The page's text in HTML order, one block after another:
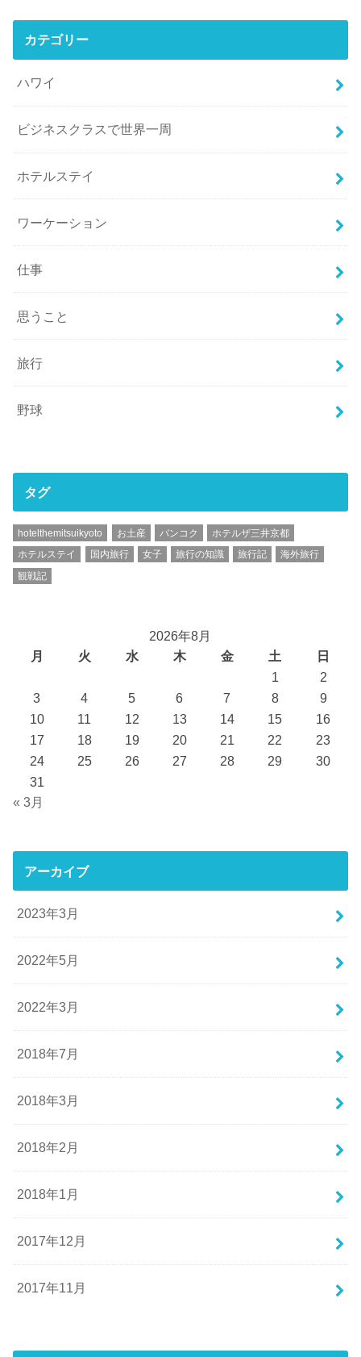
カテゴリー
ハワイ
ビジネスクラスで世界一周
ホテルステイ
ワーケーション
仕事
思うこと
旅行
野球
タグ
hotelthemitsuikyoto お土産 バンコク
ホテルザ三井京都
ホテルステイ
国内旅行 女子 旅行の知識 旅行記
海外旅行
観戦記
2026年8月
月
火 水 木 金 土
日
1
2
3
4 5 6 7 8
9
10
11 12 13 14 15
16
17
18 19 20 21 22
23
24
25 26 27 28 29
30
31
« 3月
アーカイブ
2023年3月
2022年5月
2022年3月
2018年7月
2018年3月
2018年2月
2018年1月
2017年12月
2017年11月